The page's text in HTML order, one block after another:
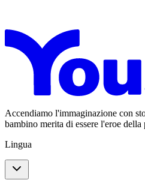
Accendiamo l'immaginazione con
bambino merita di essere l'eroe
Lingua